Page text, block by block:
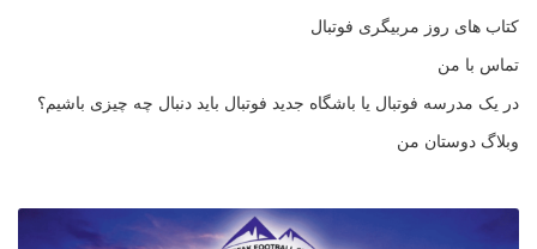
کتاب های روز مربیگری فوتبال
تماس با من
در یک مدرسه فوتبال یا باشگاه جدید فوتبال باید دنبال چه چیزی باشیم؟
وبلاگ دوستان من